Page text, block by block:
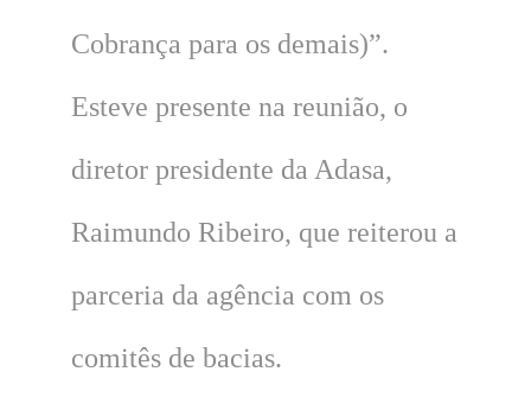
Cobrança para os demais)”.
Esteve presente na reunião, o
diretor presidente da Adasa,
Raimundo Ribeiro, que reiterou a
parceria da agência com os
comitês de bacias.